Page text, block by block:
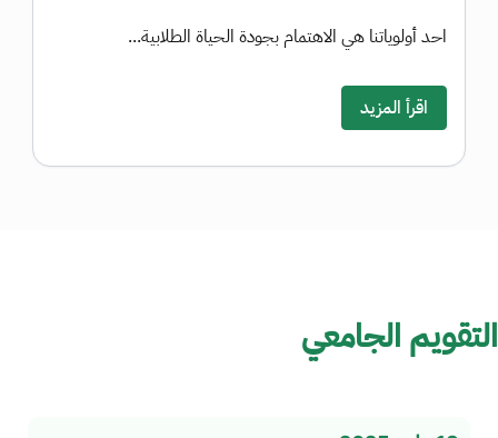
احد أولوياتنا هي الاهتمام بجودة الحياة الطلابية...
اقرأ المزيد
التقويم الجامعي